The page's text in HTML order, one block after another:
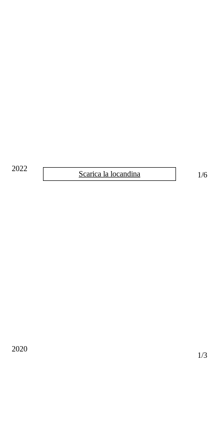
2022
1/6
Scarica la locandina
2020
1/3